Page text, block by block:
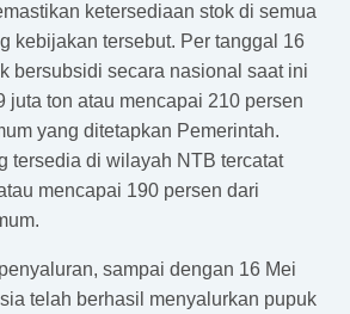
ketersediaan stok di semua
kebijakan tersebut. Per tanggal 16
bersubsidi secara nasional saat ini
juta ton atau mencapai 210 persen
yang ditetapkan Pemerintah.
tersedia di wilayah NTB tercatat
mencapai 190 persen dari
sampai dengan 16 Mei
telah berhasil menyalurkan pupuk